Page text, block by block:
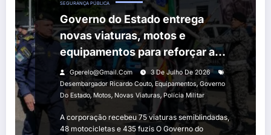
SEGURANÇA PÚBLICA
Governo do Estado entrega
novas viaturas, motos e
equipamentos para reforçar a
Polícia Militar
Gperelo@gmail.com
3 De Julho De 2026
Desembargador Ricardo Couto,Equipamentos, Governo
Do Estado, Motos, Novas Viaturas, Polícia Militar
A corporação recebeu 75 viaturas semiblindadas,
48 motocicletas e 435 fuzis O Governo do